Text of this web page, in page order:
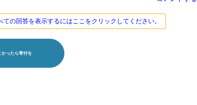
の回答を表示するにはここをクリックしてください。